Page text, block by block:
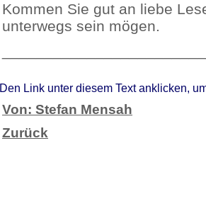
Kommen Sie gut an liebe
unterwegs sein mögen.
Den Link unter diesem Text anklicken,
Von: Stefan Mensah
Zurück